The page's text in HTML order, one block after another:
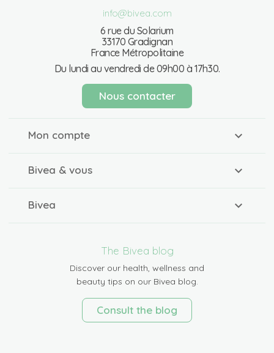
info@bivea.com
6 rue du Solarium
33170 Gradignan
France Métropolitaine
Du lundi au vendredi de 09h00 à 17h30.
Nous contacter
Mon compte
Bivea & vous
Bivea
The Bivea blog
Discover our health, wellness and
beauty tips on our Bivea blog.
Consult the blog